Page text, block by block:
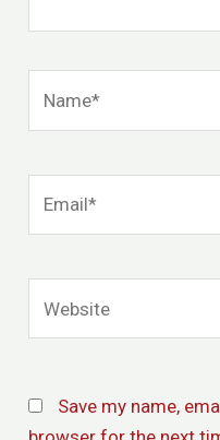
Save my name,